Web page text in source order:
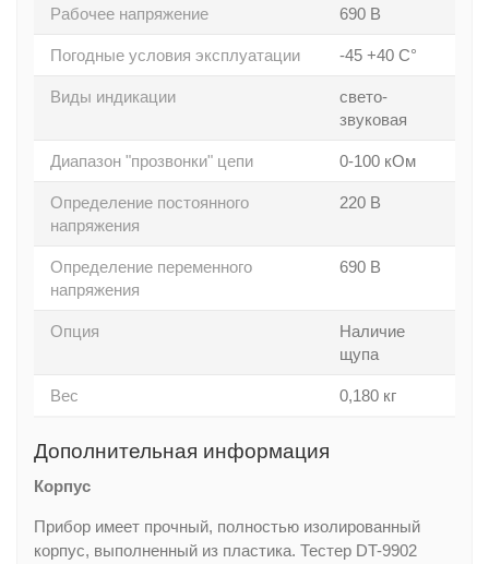
Рабочее напряжение 690 В
Погодные условия эксплуатации -45 +40 С°
Виды индикации
свето-
звуковая
Диапазон "прозвонки" цепи 0-100 кОм
Определение постоянного
напряжения
220 В
Определение переменного
напряжения
690 В
Опция
Наличие
щупа
Вес 0,180 кг
Дополнительная информация
Корпус
Прибор имеет прочный, полностью изолированный
корпус, выполненный из пластика. Тестер DT-9902